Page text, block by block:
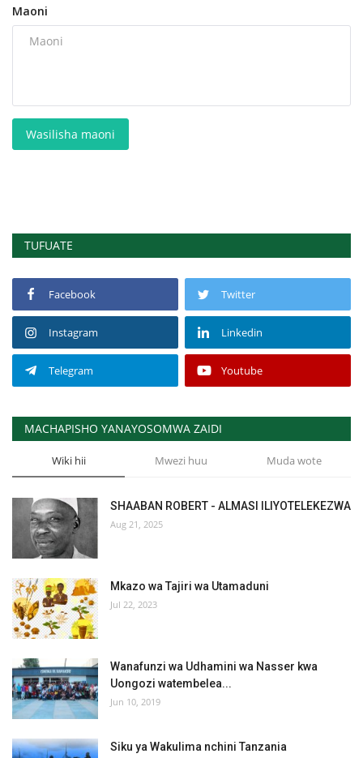
Maoni
Wasilisha maoni
TUFUATE
Facebook Twitter
Instagram Linkedin
Telegram Youtube
MACHAPISHO YANAYOSOMWA ZAIDI
Wiki hii Mwezi huu Muda wote
SHAABAN ROBERT - ALMASI ILIYOTELEKEZWA
Aug 21, 2025
Mkazo wa Tajiri wa Utamaduni
Jul 22, 2023
Wanafunzi wa Udhamini wa Nasser kwa
Uongozi watembelea...
Jun 10, 2019
Siku ya Wakulima nchini Tanzania